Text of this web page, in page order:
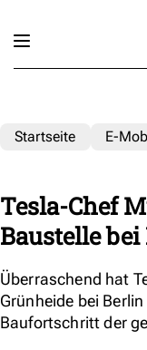
Startseite E-
Tesla-Chef
Baustelle
Überraschend hat
Grünheide bei
Baufortschritt der